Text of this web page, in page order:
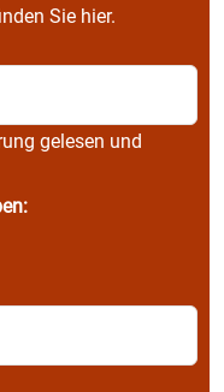
Sie hier.
gelesen und